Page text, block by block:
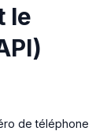
le
de téléphone